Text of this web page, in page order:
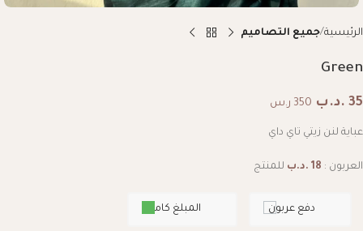
الرئيسية جميع التصاميم
Green
35 .د.ب 350 ر.س
عباية لنن زيتي تاي داي
العربون : 18 .د.ب للمنتج
المبلغ كامل دفع عربون